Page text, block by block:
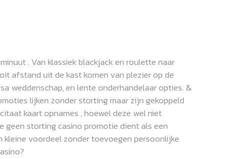
. Van klassiek blackjack en roulette naar
afstand uit de kast komen van plezier op de
weddenschap, en lente onderhandelaar opties. &
lijken zonder storting maar zijn gekoppeld
kaart opnames , hoewel deze wel niet
geen storting casino promotie dient als een
voordeel zonder toevoegen persoonlijke